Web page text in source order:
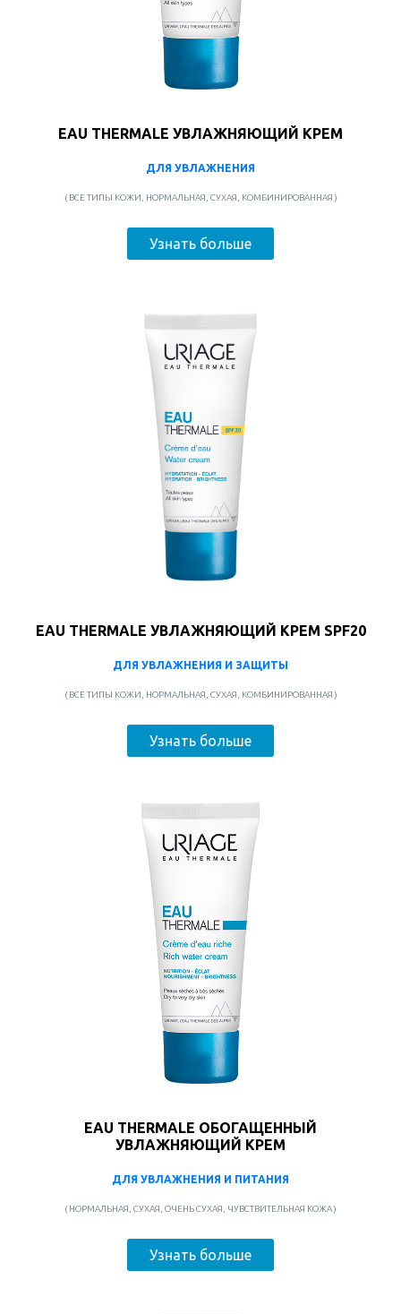
EAU THERMALE УВЛАЖНЯЮЩИЙ КРЕМ
ДЛЯ УВЛАЖНЕНИЯ
( ВСЕ ТИПЫ КОЖИ, НОРМАЛЬНАЯ, СУХАЯ, КОМБИНИРОВАННАЯ )
Узнать больше
EAU THERMALE УВЛАЖНЯЮЩИЙ КРЕМ SPF20
ДЛЯ УВЛАЖНЕНИЯ И ЗАЩИТЫ
( ВСЕ ТИПЫ КОЖИ, НОРМАЛЬНАЯ, СУХАЯ, КОМБИНИРОВАННАЯ )
Узнать больше
EAU THERMALE ОБОГАЩЕННЫЙ
УВЛАЖНЯЮЩИЙ КРЕМ
ДЛЯ УВЛАЖНЕНИЯ И ПИТАНИЯ
( НОРМАЛЬНАЯ, СУХАЯ, ОЧЕНЬ СУХАЯ, ЧУВСТВИТЕЛЬНАЯ КОЖА )
Узнать больше